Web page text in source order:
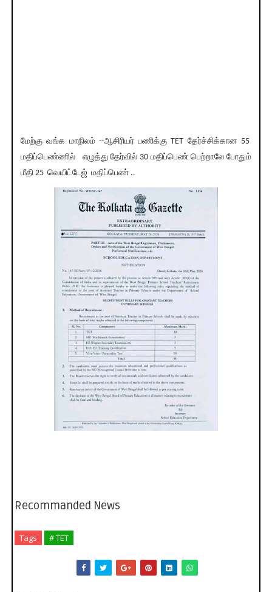
மேற்கு வங்க மாநிலம் --ஆசிரியர் பணிக்கு TET தேர்ச்சிக்கான 55
மதிப்பெண்ணில் எழுத்து தேர்வில் 30 மதிப்பெண் பெற்றாலே போதும்
மீதி 25 வெயிட்டேஜ் மதிப்பெண் ..
Recommanded News
Tags # TET